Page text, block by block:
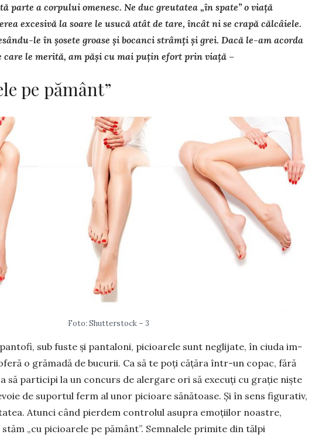
parte a corpului omenesc. Ne duc greutatea „în spate” o viață
excesivă la soare le usucă atât de tare, încât ni se crapă călcâiele.
le în șosete groase și bocanci strâmți și grei. Dacă le-am acorda
le merită, am păși cu mai puțin efort prin viață –
pe pământ”
Foto: Shutterstock – 3
sub fuste și pan­taloni, picioarele sunt neglijate, în ciuda im­
o grămadă de bucurii. Ca să te poți cățăra într-un copac, fără
să participi la un con­curs de alergare ori să execuți cu grație niște
de suportul ferm al unor pi­cioa­re sănă­toase. Și în sens figu­rativ,
Atunci când pierdem contro­lul asu­pra emo­țiilor noastre,
„cu pi­cioa­rele pe pământ”. Semnalele primite din tălpi